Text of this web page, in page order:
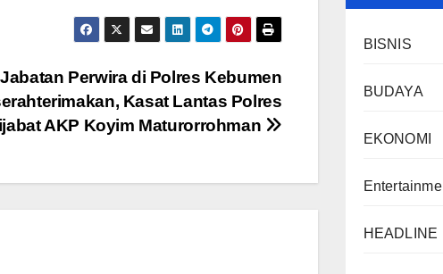
Perwira di Polres Kebumen
Kasat Lantas Polres
AKP Koyim Maturorrohman
BISNIS
BUDAYA
EKONOMI
HEADLINE